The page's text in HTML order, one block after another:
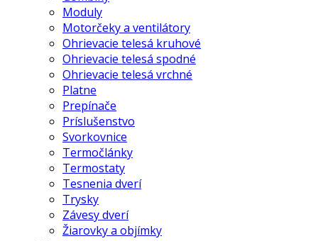
Moduly
Motorčeky a ventilátory
Ohrievacie telesá kruhové
Ohrievacie telesá spodné
Ohrievacie telesá vrchné
Platne
Prepínače
Príslušenstvo
Svorkovnice
Termočlánky
Termostaty
Tesnenia dverí
Trysky
Závesy dverí
Žiarovky a objímky